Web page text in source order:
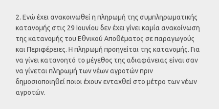
2. Ενώ έχει ανακοινωθεί η πληρωμή της συμπληρωματικής
κατανομής στις 29 Ιουνίου δεν έχει γίνει καμία ανακοίνωση
της κατανομής του Εθνικού Αποθέματος σε παραγωγούς
και Περιφέρειες. Η πληρωμή προηγείται της κατανομής. Για
να γίνει κατανοητό το μέγεθος της αδιαφάνειας είναι σαν
να γίνεται πληρωμή των νέων αγροτών πριν
δημοσιοποιηθεί ποιοι έχουν ενταχθεί στο μέτρο των νέων
αγροτών.